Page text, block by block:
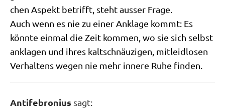
chen Aspekt betrifft, steht ausser Frage.
Auch wenn es nie zu einer Ankla­ge kommt: Es
könn­te ein­mal die Zeit kom­men, wo sie sich selbst
ankla­gen und ihres kalt­schnäu­zi­gen, mit­leid­lo­sen
Ver­hal­tens wegen nie mehr inne­re Ruhe finden.
Antifebronius sagt: